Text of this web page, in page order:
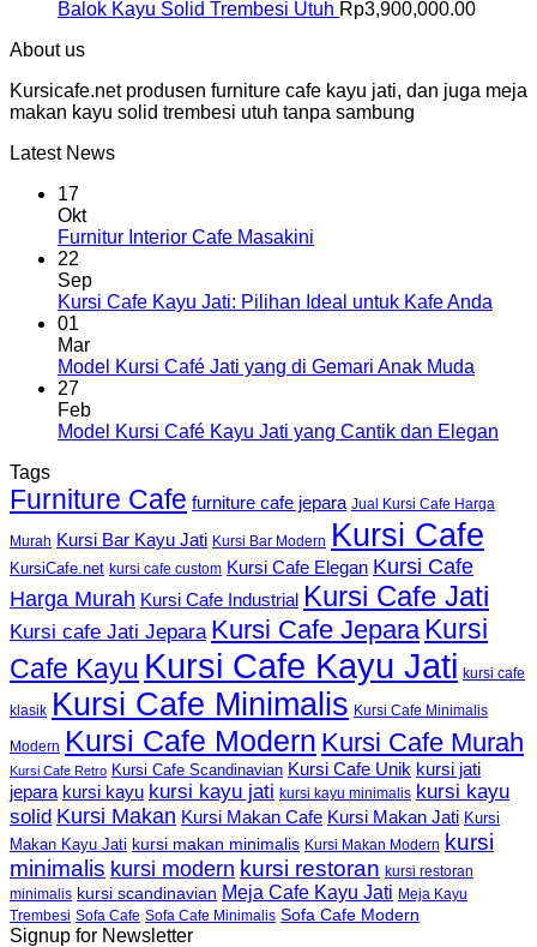
Balok Kayu Solid Trembesi Utuh Rp3,900,000.00
About us
Kursicafe.net produsen furniture cafe kayu jati, dan juga meja
makan kayu solid trembesi utuh tanpa sambung
Latest News
17
Okt
Furnitur Interior Cafe Masakini
22
Sep
Kursi Cafe Kayu Jati: Pilihan Ideal untuk Kafe Anda
01
Mar
Model Kursi Café Jati yang di Gemari Anak Muda
27
Feb
Model Kursi Café Kayu Jati yang Cantik dan Elegan
Tags
Furniture Cafe furniture cafe jepara Jual Kursi Cafe Harga
Murah Kursi Bar Kayu Jati Kursi Bar Modern Kursi Cafe
KursiCafe.net kursi cafe custom Kursi Cafe Elegan Kursi Cafe
Harga Murah Kursi Cafe Industrial Kursi Cafe Jati
Kursi cafe Jati Jepara Kursi Cafe Jepara Kursi
Cafe Kayu Kursi Cafe Kayu Jati kursi cafe
klasik Kursi Cafe Minimalis Kursi Cafe Minimalis
Modern Kursi Cafe Modern Kursi Cafe Murah
Kursi Cafe Retro Kursi Cafe Scandinavian Kursi Cafe Unik kursi jati
jepara kursi kayu kursi kayu jati kursi kayu minimalis kursi kayu
solid Kursi Makan Kursi Makan Cafe Kursi Makan Jati Kursi
Makan Kayu Jati kursi makan minimalis Kursi Makan Modern kursi
minimalis kursi modern kursi restoran kursi restoran
minimalis kursi scandinavian Meja Cafe Kayu Jati Meja Kayu
Trembesi Sofa Cafe Sofa Cafe Minimalis Sofa Cafe Modern
Signup for Newsletter